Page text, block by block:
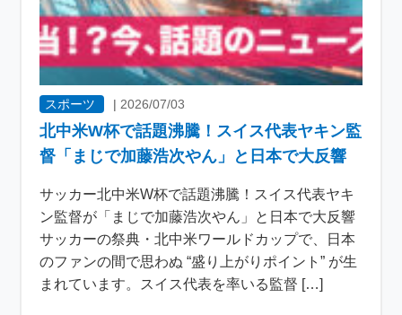
スポーツ | 2026/07/03
北中米W杯で話題沸騰！スイス代表ヤキン監
督「まじで加藤浩次やん」と日本で大反響
サッカー北中米W杯で話題沸騰！スイス代表ヤキ
ン監督が「まじで加藤浩次やん」と日本で大反響
サッカーの祭典・北中米ワールドカップで、日本
のファンの間で思わぬ “盛り上がりポイント” が生
まれています。スイス代表を率いる監督 […]